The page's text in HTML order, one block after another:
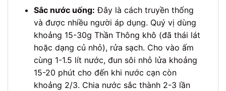
Sắc nước uống: Đây là cách truyền thống
và được nhiều người áp dụng. Quý vị dùng
khoảng 15-30g Thần Thông khô (đã thái lát
hoặc dạng củ nhỏ), rửa sạch. Cho vào ấm
cùng 1-1.5 lít nước, đun sôi nhỏ lửa khoảng
15-20 phút cho đến khi nước cạn còn
khoảng 2/3. Chia nước sắc thành 2-3 lần